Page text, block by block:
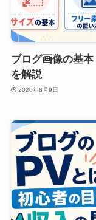
ブログ画像の基
を解説
2026年8月9日